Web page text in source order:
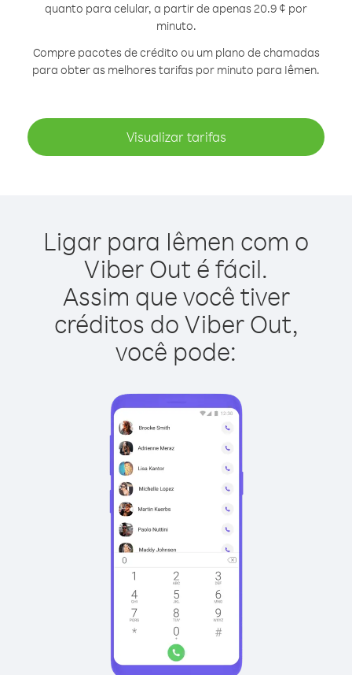
quanto para celular, a partir de apenas 20.9 ¢ por
minuto.
Compre pacotes de crédito ou um plano de chamadas
para obter as melhores tarifas por minuto para Iêmen.
Visualizar tarifas
Ligar para Iêmen com o
Viber Out é fácil.
Assim que você tiver
créditos do Viber Out,
você pode: